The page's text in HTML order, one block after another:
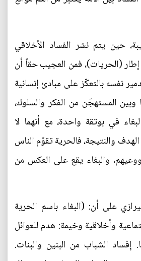
حين يتم نشر الفساد الأخلاقي
(الحريات)، فمن العجيب حقاً أن
نفسه بالتعكّز على مبادئ إنسانية
المستهجَن من الفكر والسلوك،
في بوتقة واحدة، مع أنهما لا
والنتيجة، فالحرية تقوّم الناس
والبغاء يقع على العكس من
على أن: (البغاء باسم الحرية
وأخلاقية وخيمة: هدم للعوائل
إفساد الشباب من البنين والبنات.